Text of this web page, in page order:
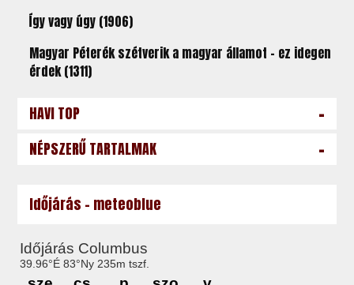
Így vagy úgy (1906)
Magyar Péterék szétverik a magyar államot – ez idegen
érdek (1311)
HAVI TOP -
NÉPSZERŰ TARTALMAK -
Időjárás - meteoblue